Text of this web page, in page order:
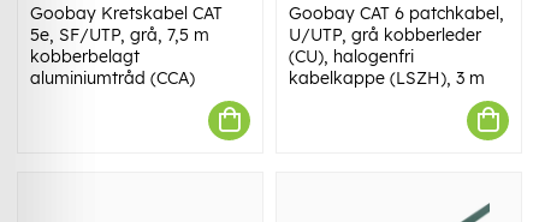
Goobay Kretskabel CAT
5e, SF/UTP, grå, 7,5 m
kobberbelagt
aluminiumtråd (CCA)
Goobay CAT 6 patchkabel,
U/UTP, grå kobberleder
(CU), halogenfri
kabelkappe (LSZH), 3 m